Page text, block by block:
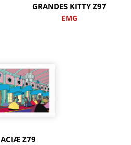
GRANDES KITTY Z97
EMG
ACIÆ Z79